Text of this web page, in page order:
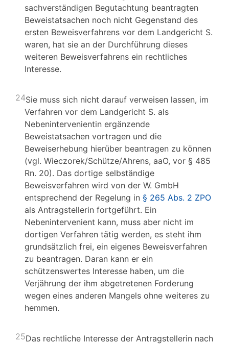
sachverständigen Begutachtung beantragten
Beweistatsachen noch nicht Gegenstand des
ersten Beweisverfahrens vor dem Landgericht S.
waren, hat sie an der Durchführung dieses
weiteren Beweisverfahrens ein rechtliches
Interesse.
24Sie muss sich nicht darauf verweisen lassen, im
Verfahren vor dem Landgericht S. als
Nebenintervenientin ergänzende
Beweistatsachen vortragen und die
Beweiserhebung hierüber beantragen zu können
(vgl. Wieczorek/Schütze/Ahrens, aaO, vor § 485
Rn. 20). Das dortige selbständige
Beweisverfahren wird von der W. GmbH
entsprechend der Regelung in § 265 Abs. 2 ZPO
als Antragstellerin fortgeführt. Ein
Nebenintervenient kann, muss aber nicht im
dortigen Verfahren tätig werden, es steht ihm
grundsätzlich frei, ein eigenes Beweisverfahren
zu beantragen. Daran kann er ein
schützenswertes Interesse haben, um die
Verjährung der ihm abgetretenen Forderung
wegen eines anderen Mangels ohne weiteres zu
hemmen.
25Das rechtliche Interesse der Antragstellerin nach